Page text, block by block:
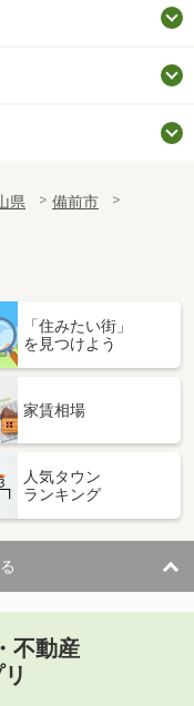
県
備前市
「住みたい街」
を見つけよう
家賃相場
人気タウン
ランキング
不動産